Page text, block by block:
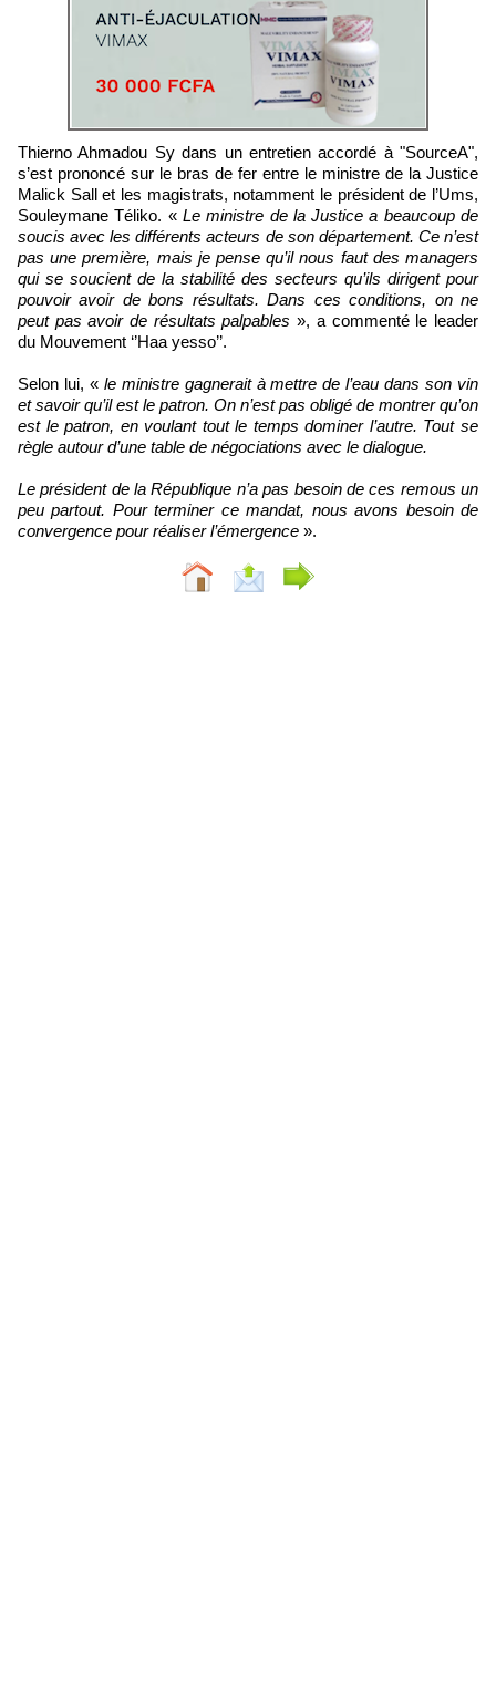
Thierno Ahmadou Sy dans un entretien accordé à "SourceA",
s’est prononcé sur le bras de fer entre le ministre de la Justice
Malick Sall et les magistrats, notamment le président de l’Ums,
Souleymane Téliko. « Le ministre de la Justice a beaucoup de
soucis avec les différents acteurs de son département. Ce n’est
pas une première, mais je pense qu’il nous faut des managers
qui se soucient de la stabilité des secteurs qu’ils dirigent pour
pouvoir avoir de bons résultats. Dans ces conditions, on ne
peut pas avoir de résultats palpables », a commenté le leader
du Mouvement ‘’Haa yesso’’.
Selon lui, « le ministre gagnerait à mettre de l’eau dans son vin
et savoir qu’il est le patron. On n’est pas obligé de montrer qu’on
est le patron, en voulant tout le temps dominer l’autre. Tout se
règle autour d’une table de négociations avec le dialogue.
Le président de la République n’a pas besoin de ces remous un
peu partout. Pour terminer ce mandat, nous avons besoin de
convergence pour réaliser l’émergence ».